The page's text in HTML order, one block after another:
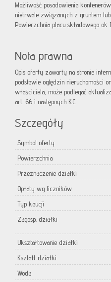
Możliwość posadowienia
nietrwale związanych z gruntem
Powierzchnia placu składowego ok
Nota prawna
Opis oferty zawarty na stronie
podstawie oględzin nieruchomości
właściciela, może podlegać
art. 66 i następnych K.C.
Szczegóły
Symbol oferty
Powierzchnia
Przeznaczenie działki
Opłaty wg liczników
Typ kaucji
Zagosp. działki
Ukształtowanie działki
Kształt działki
Woda